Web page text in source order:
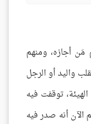
أجازه، ومنهم
واليد أو الرجل
توقفت فيه
الآن أنه صدر فيه